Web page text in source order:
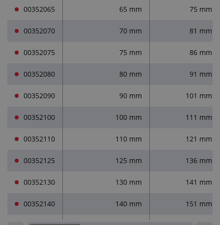
00352065 65 mm 75 mm
00352070 70 mm 81 mm
00352075 75 mm 86 mm
00352080 80 mm 91 mm
00352090 90 mm 101 mm
00352100 100 mm 111 mm
00352110 110 mm 121 mm
00352125 125 mm 136 mm
00352130 130 mm 141 mm
00352140 140 mm 151 mm